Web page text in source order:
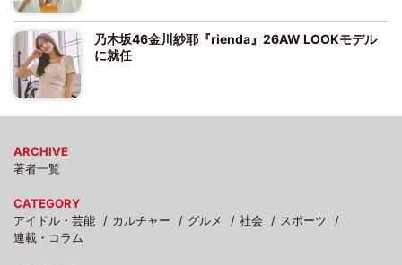
乃木坂46金川紗耶『rienda』26AW LOOKモデル
に就任
ARCHIVE
著者一覧
CATEGORY
アイドル・芸能
カルチャー グルメ 社会
スポーツ
連載・コラム